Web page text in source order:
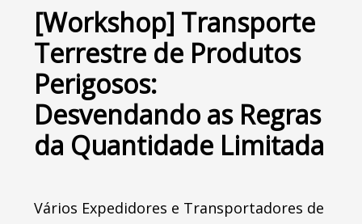
[Workshop] Transporte
Terrestre de Produtos
Perigosos:
Desvendando as Regras
da Quantidade Limitada
Vários Expedidores e Transportadores de